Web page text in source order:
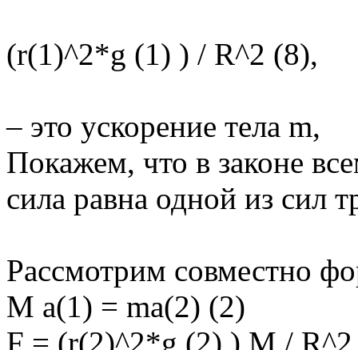
(r(1)^2*g (1) ) / R^2 (8),
– это ускорение тела m,
Покажем, что в законе
сила равна одной из сил
Рассмотрим совместно
M a(1) = ma(2) (2)
F = (r(2)^2*g (2) ) M /